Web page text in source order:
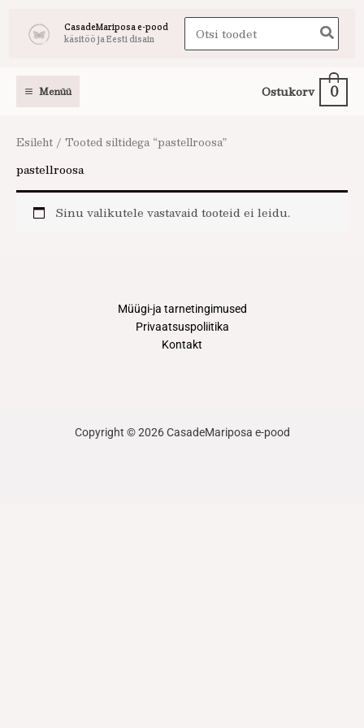
CasadeMariposa e-pood
käsitöö ja Eesti disain
Search
for:
Menüü Ostukorv 0
Esileht / Tooted siltidega “pastellroosa”
pastellroosa
Sinu valikutele vastavaid tooteid ei leidu.
Müügi-ja tarnetingimused
Privaatsuspoliitika
Kontakt
Copyright © 2026 CasadeMariposa e-pood